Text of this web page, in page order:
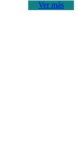
Ver más